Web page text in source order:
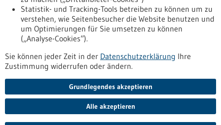
Nach oben
Informiert bleiben
Newsletter abonnieren
Statistik- und Tracking-Tools betreiben zu können um zu
verstehen, wie Seitenbesucher die Website benutzen und
um Optimierungen für Sie umsetzen zu können
(„Analyse-Cookies“).
Sie können jeder Zeit in der Datenschutzerklärung Ihre
Zustimmung widerrufen oder ändern.
Grundlegendes akzeptieren
Alle akzeptieren